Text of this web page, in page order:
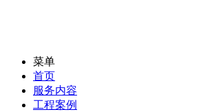
菜单
首页
服务内容
工程案例